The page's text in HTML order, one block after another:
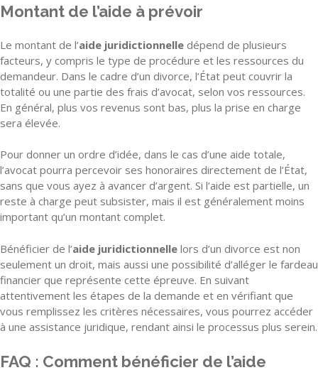
Montant de l’aide à prévoir
Le montant de l’aide juridictionnelle dépend de plusieurs
facteurs, y compris le type de procédure et les ressources du
demandeur. Dans le cadre d’un divorce, l’État peut couvrir la
totalité ou une partie des frais d’avocat, selon vos ressources.
En général, plus vos revenus sont bas, plus la prise en charge
sera élevée.
Pour donner un ordre d’idée, dans le cas d’une aide totale,
l’avocat pourra percevoir ses honoraires directement de l’État,
sans que vous ayez à avancer d’argent. Si l’aide est partielle, un
reste à charge peut subsister, mais il est généralement moins
important qu’un montant complet.
Bénéficier de l’aide juridictionnelle lors d’un divorce est non
seulement un droit, mais aussi une possibilité d’alléger le fardeau
financier que représente cette épreuve. En suivant
attentivement les étapes de la demande et en vérifiant que
vous remplissez les critères nécessaires, vous pourrez accéder
à une assistance juridique, rendant ainsi le processus plus serein.
FAQ : Comment bénéficier de l’aide